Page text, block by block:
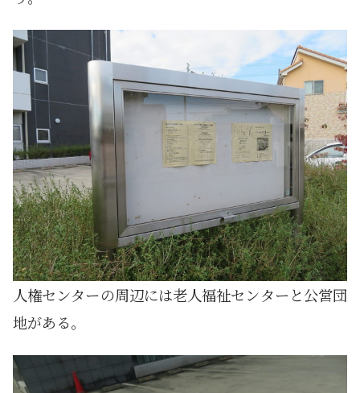
人権センターの周辺には老人福祉センターと公営団
地がある。